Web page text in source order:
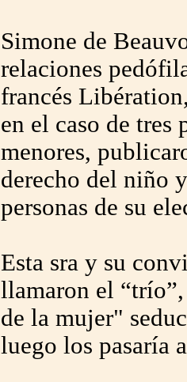
Simone de
relaciones
francés
en el caso de tres
menores,
derecho del niño
personas de su
Esta sra y su
llamaron el
de la mujer"
luego los pasaría